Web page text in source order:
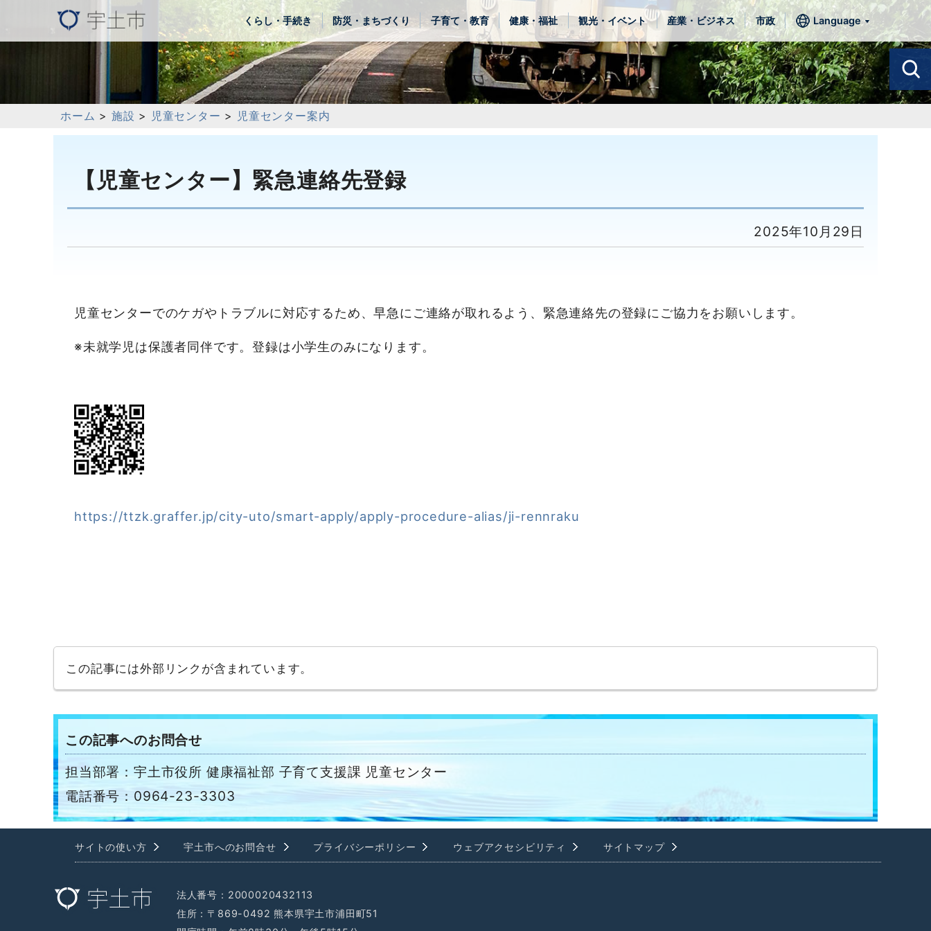
くらし・手続き 防災・まちづくり 子育て・教育 健康・福祉 観光・イベント 産業・ビジネス 市政 Language
ホーム > 施設 > 児童センター > 児童センター案内
【児童センター】緊急連絡先登録
2025年10月29日
児童センターでのケガやトラブルに対応するため、早急にご連絡が取れるよう、緊急連絡先の登録にご協力をお願いします。
※未就学児は保護者同伴です。登録は小学生のみになります。
https://ttzk.graffer.jp/city-uto/smart-apply/apply-procedure-alias/ji-rennraku
この記事には外部リンクが含まれています。
この記事へのお問合せ
担当部署：宇土市役所 健康福祉部 子育て支援課 児童センター
電話番号：0964-23-3303
サイトの使い方 宇土市へのお問合せ プライバシーポリシー ウェブアクセシビリティ サイトマップ
法人番号：2000020432113
住所：〒869-0492 熊本県宇土市浦田町51